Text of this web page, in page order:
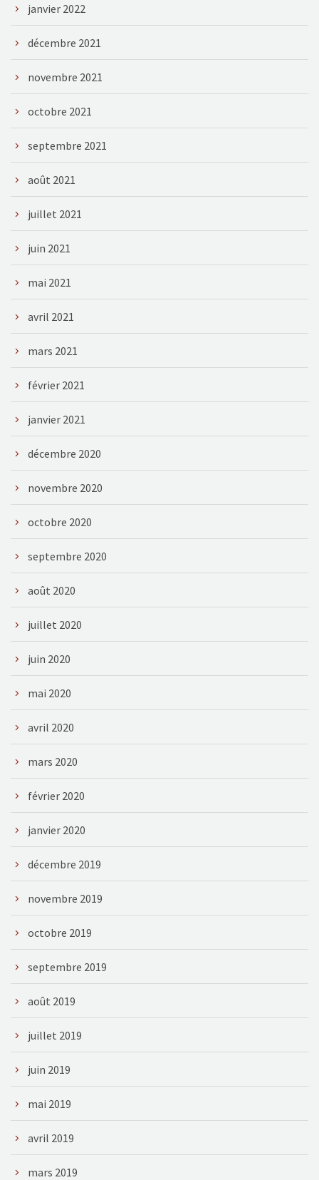
janvier 2022
décembre 2021
novembre 2021
octobre 2021
septembre 2021
août 2021
juillet 2021
juin 2021
mai 2021
avril 2021
mars 2021
février 2021
janvier 2021
décembre 2020
novembre 2020
octobre 2020
septembre 2020
août 2020
juillet 2020
juin 2020
mai 2020
avril 2020
mars 2020
février 2020
janvier 2020
décembre 2019
novembre 2019
octobre 2019
septembre 2019
août 2019
juillet 2019
juin 2019
mai 2019
avril 2019
mars 2019